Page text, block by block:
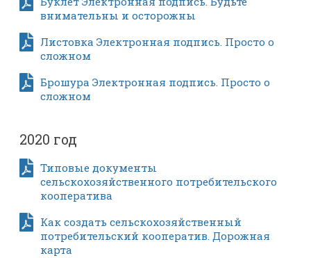
внимательны и осторожны
Листовка Электронная подпись. Просто о
сложном
Брошура Электронная подпись. Просто о
сложном
2020 год
Типовые документы
сельскохозяйственного потребительского
кооператива
Как создать сельскохозяйственный
потребительский кооператив. Дорожная
карта